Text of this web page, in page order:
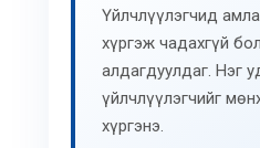
Үйлчлүүлэгчид
хүргэж чадахгүй
алдагдуулдаг. Нэг
үйлчлүүлэгчийг
хүргэнэ.